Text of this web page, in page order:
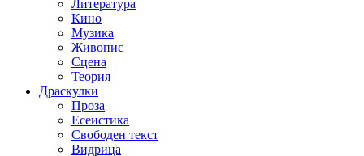
Литература
Кино
Музика
Живопис
Сцена
Теория
Драскулки
Проза
Есеистика
Свободен текст
Видрица